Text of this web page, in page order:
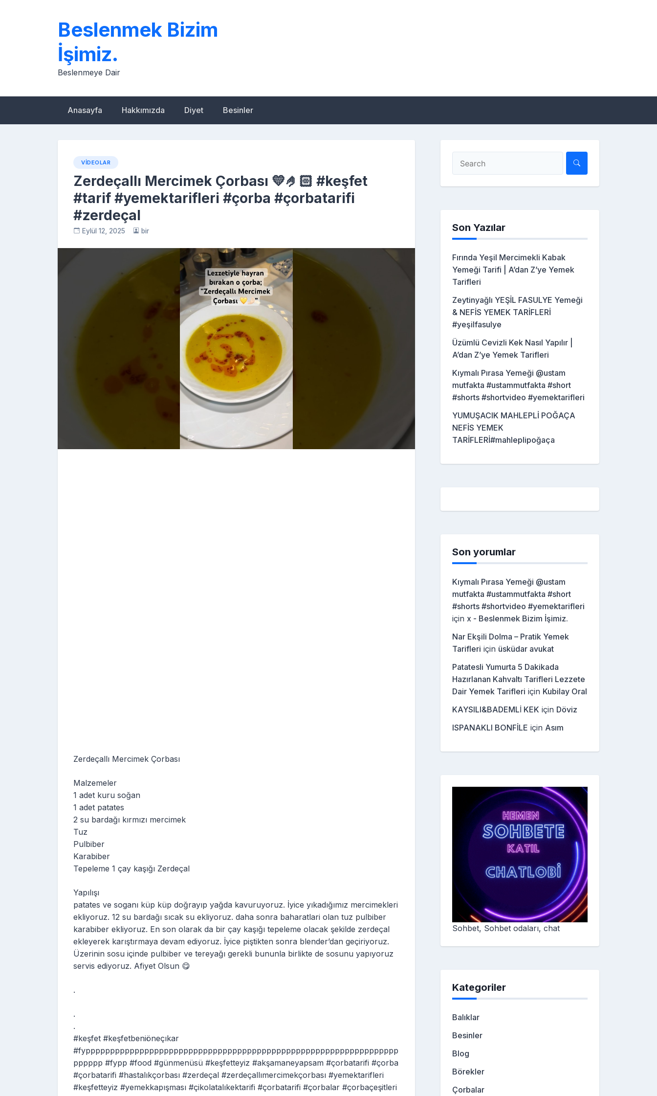
Beslenmek Bizim
İşimiz.
Beslenmeye Dair
Anasayfa Hakkımızda Diyet Besinler
VIDEOLAR
Zerdeçallı Mercimek Çorbası 💛🤌🏻 #keşfet
#tarif #yemektarifleri #çorba #çorbatarifi
#zerdeçal
Eylül 12, 2025 bir
Zerdeçallı Mercimek Çorbası
Malzemeler
1 adet kuru soğan
1 adet patates
2 su bardağı kırmızı mercimek
Tuz
Pulbiber
Karabiber
Tepeleme 1 çay kaşığı Zerdeçal
Yapılışı
patates ve soganı küp küp doğrayıp yağda kavuruyoruz. İyice yıkadığımız mercimekleri
ekliyoruz. 12 su bardağı sıcak su ekliyoruz. daha sonra baharatlari olan tuz pulbiber
karabiber ekliyoruz. En son olarak da bir çay kaşığı tepeleme olacak şekilde zerdeçal
ekleyerek karıştırmaya devam ediyoruz. İyice piştikten sonra blender’dan geçiriyoruz.
Üzerinin sosu içinde pulbiber ve tereyağı gerekli bununla birlikte de sosunu yapıyoruz
servis ediyoruz. Afiyet Olsun 😋
.
.
.
#keşfet #keşfetbeniöneçıkar
#fypppppppppppppppppppppppppppppppppppppppppppppppppppppppppppppppp
pppppp #fypp #food #günmenüsü #keşfetteyiz #akşamaneyapsam #çorbatarifi #çorba
#çorbatarifi #hastalıkçorbası #zerdeçal #zerdeçallımercimekçorbası #yemektarifleri
#keşfetteyiz #yemekkapışması #çikolatalıkektarifi #çorbatarifi #çorbalar #çorbaçeşitleri
Son Yazılar
Fırında Yeşil Mercimekli Kabak
Yemeği Tarifi | A’dan Z’ye Yemek
Tarifleri
Zeytinyağlı YEŞİL FASULYE Yemeği
& NEFİS YEMEK TARİFLERİ
#yeşilfasulye
Üzümlü Cevizli Kek Nasıl Yapılır |
A’dan Z’ye Yemek Tarifleri
Kıymalı Pırasa Yemeği @ustam
mutfakta #ustammutfakta #short
#shorts #shortvideo #yemektarifleri
YUMUŞACIK MAHLEPLİ POĞAÇA
NEFİS YEMEK
TARİFLERİ#mahleplipoğaça
Son yorumlar
Kıymalı Pırasa Yemeği @ustam
mutfakta #ustammutfakta #short
#shorts #shortvideo #yemektarifleri
için x - Beslenmek Bizim İşimiz.
Nar Ekşili Dolma – Pratik Yemek
Tarifleri için üsküdar avukat
Patatesli Yumurta 5 Dakikada
Hazırlanan Kahvaltı Tarifleri Lezzete
Dair Yemek Tarifleri için Kubilay Oral
KAYSILI&BADEMLİ KEK için Döviz
ISPANAKLI BONFİLE için Asım
Sohbet, Sohbet odaları, chat
Kategoriler
Balıklar
Besinler
Blog
Börekler
Çorbalar